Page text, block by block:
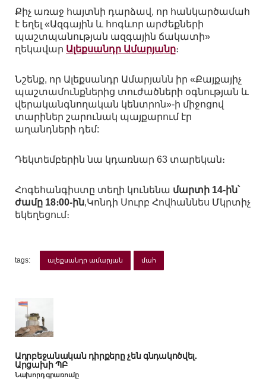
Քիչ առաջ հայտնի դարձավ, որ հանկարծամահ
է եղել «Ազգային և հոգևոր արժեքների
պաշտպանության ազգային ճակատի»
ղեկավար Ալեքսանդր Ամարյանը։
Նշենք, որ Ալեքսանդր Ամարյանն իր «Քայքայիչ
պաշտամունքներից տուժածների օգնության և
վերականգնողական կենտրոն»-ի միջոցով
տարիներ շարունակ պայքարում էր
աղանդների դեմ:
Դեկտեմբերին նա կդառնար 63 տարեկան։
Հոգեհանգիստը տեղի կունենա մարտի 14-ին՝
ժամը 18։00-ին,Կոնդի Սուրբ Հովհաննես Մկրտիչ
եկեղեցում։
tags: ալեքսանդր ամարյան մահ
Ադրբեջանական դիրքերը չեն գնդակոծվել.
Արցախի ՊԲ
Նախորդ գրառումը